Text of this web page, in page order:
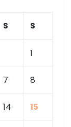
S S
1
7 8
14 15